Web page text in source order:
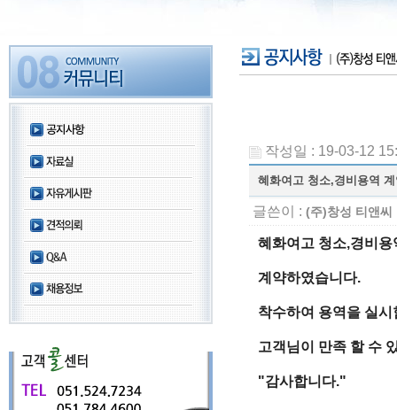
작성일 : 19-03-12
혜화여고 청소,경비용역
글쓴이 : (주)창성 티앤씨
혜화여고 청소,경비용
계약하였습니다.
착수하여 용역을 실시
고객님이 만족 할 수
"감사합니다."